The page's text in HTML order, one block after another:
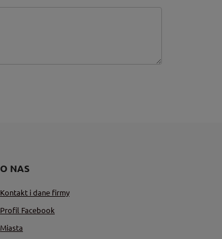
O NAS
Kontakt i dane firmy
Profil Facebook
Miasta